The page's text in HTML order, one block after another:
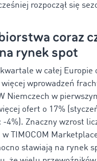
rozpoczął się
coraz
rynek spot
w całej Europie
więcej wprowadzeń
Niemczech w
ofert o 17%
-4%). Znaczny wzrost
TIMOCOM
stawiają na rynek